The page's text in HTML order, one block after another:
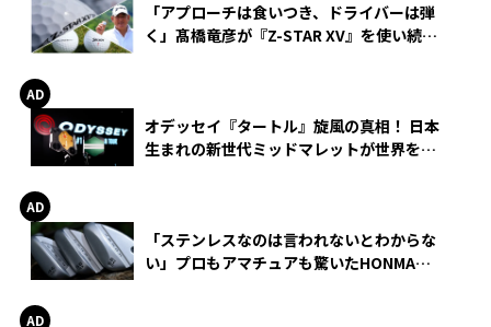
「アプローチは食いつき、ドライバーは弾
く」髙橋竜彦が『Z-STAR XV』を使い続け
オデッセイ『タートル』旋風の真相！ 日本
生まれの新世代ミッドマレットが世界を席
「ステンレスなのは言われないとわからな
い」プロもアマチュアも驚いたHONMA